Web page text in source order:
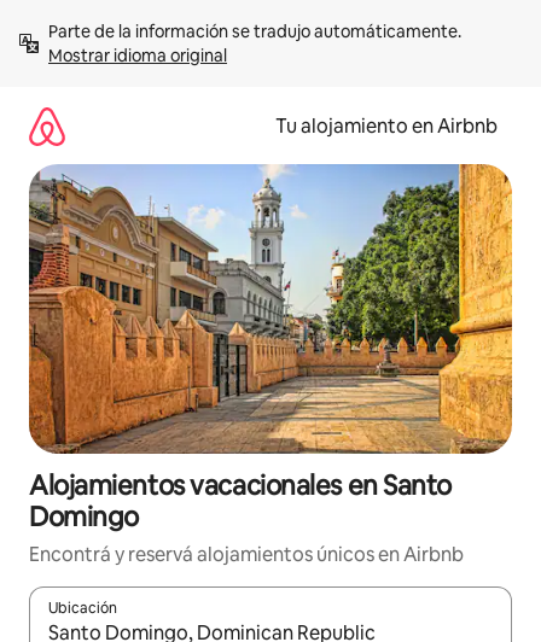
contenidoMostrar idioma original
Tu alojamiento en Airbnb
Alojamientos vacacionales en Santo
Domingo
Encontrá y reservá alojamientos únicos en Airbnb
Ubicación
Cuando los resultados estén disponibles, navegá con las